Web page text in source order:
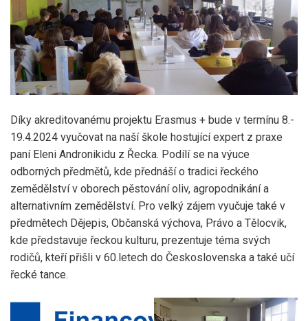
Díky akreditovanému projektu Erasmus + bude v termínu 8.-
19.4.2024 vyučovat na naší škole hostující expert z praxe
paní Eleni Andronikidu z Řecka. Podílí se na výuce
odborných předmětů, kde přednáší o tradici řeckého
zemědělství v oborech pěstování oliv, agropodnikání a
alternativním zemědělství. Pro velký zájem vyučuje také v
předmětech Dějepis, Občanská výchova, Právo a Tělocvik,
kde představuje řeckou kulturu, prezentuje téma svých
rodičů, kteří přišli v 60.letech do Československa a také učí
řecké tance.